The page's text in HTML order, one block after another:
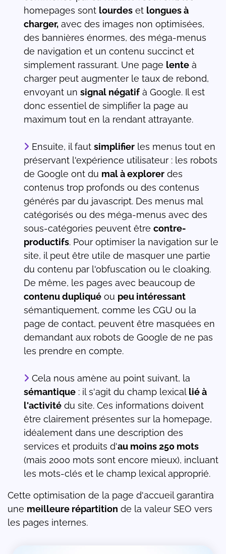
homepages sont lourdes et longues à
charger, avec des images non optimisées,
des bannières énormes, des méga-menus
de navigation et un contenu succinct et
simplement rassurant. Une page lente à
charger peut augmenter le taux de rebond,
envoyant un signal négatif à Google. Il est
donc essentiel de simplifier la page au
maximum tout en la rendant attrayante.
Ensuite, il faut simplifier les menus tout en
préservant l'expérience utilisateur : les robots
de Google ont du mal à explorer des
contenus trop profonds ou des contenus
générés par du javascript. Des menus mal
catégorisés ou des méga-menus avec des
sous-catégories peuvent être contre-
productifs. Pour optimiser la navigation sur le
site, il peut être utile de masquer une partie
du contenu par l'obfuscation ou le cloaking.
De même, les pages avec beaucoup de
contenu dupliqué ou peu intéressant
sémantiquement, comme les CGU ou la
page de contact, peuvent être masquées en
demandant aux robots de Google de ne pas
les prendre en compte.
Cela nous amène au point suivant, la
sémantique : il s'agit du champ lexical lié à
l'activité du site. Ces informations doivent
être clairement présentes sur la homepage,
idéalement dans une description des
services et produits d'au moins 250 mots
(mais 2000 mots sont encore mieux), incluant
les mots-clés et le champ lexical approprié.
Cette optimisation de la page d'accueil garantira
une meilleure répartition de la valeur SEO vers
les pages internes.